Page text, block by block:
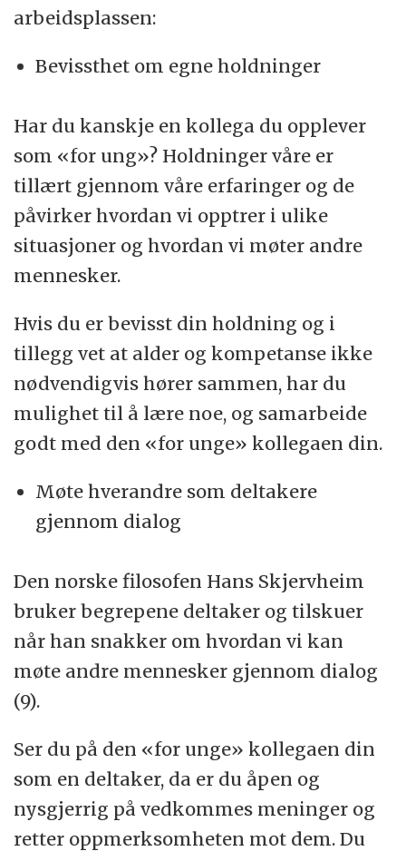
arbeidsplassen:
Bevissthet om egne holdninger
Har du kanskje en kollega du opplever
som «for ung»? Holdninger våre er
tillært gjennom våre erfaringer og de
påvirker hvordan vi opptrer i ulike
situasjoner og hvordan vi møter andre
mennesker.
Hvis du er bevisst din holdning og i
tillegg vet at alder og kompetanse ikke
nødvendigvis hører sammen, har du
mulighet til å lære noe, og samarbeide
godt med den «for unge» kollegaen din.
Møte hverandre som deltakere
gjennom dialog
Den norske filosofen Hans Skjervheim
bruker begrepene deltaker og tilskuer
når han snakker om hvordan vi kan
møte andre mennesker gjennom dialog
(9).
Ser du på den «for unge» kollegaen din
som en deltaker, da er du åpen og
nysgjerrig på vedkommes meninger og
retter oppmerksomheten mot dem. Du